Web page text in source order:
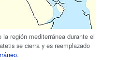
la región mediterránea durante el
se cierra y es reemplazado
.